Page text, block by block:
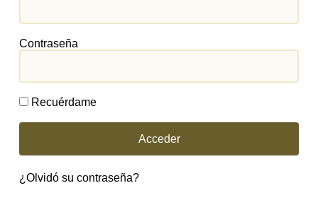
Contraseña
Recuérdame
Acceder
¿Olvidó su contraseña?